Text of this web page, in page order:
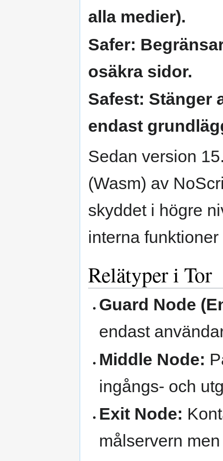
alla medier).
Safer:
osäkra sidor.
Safest: Stänger
endast
Sedan version
(Wasm) av
skyddet i högre
interna
Relätyper i Tor
Guard Node
endast
Middle Node:
ingångs- och
Exit Node:
målservern